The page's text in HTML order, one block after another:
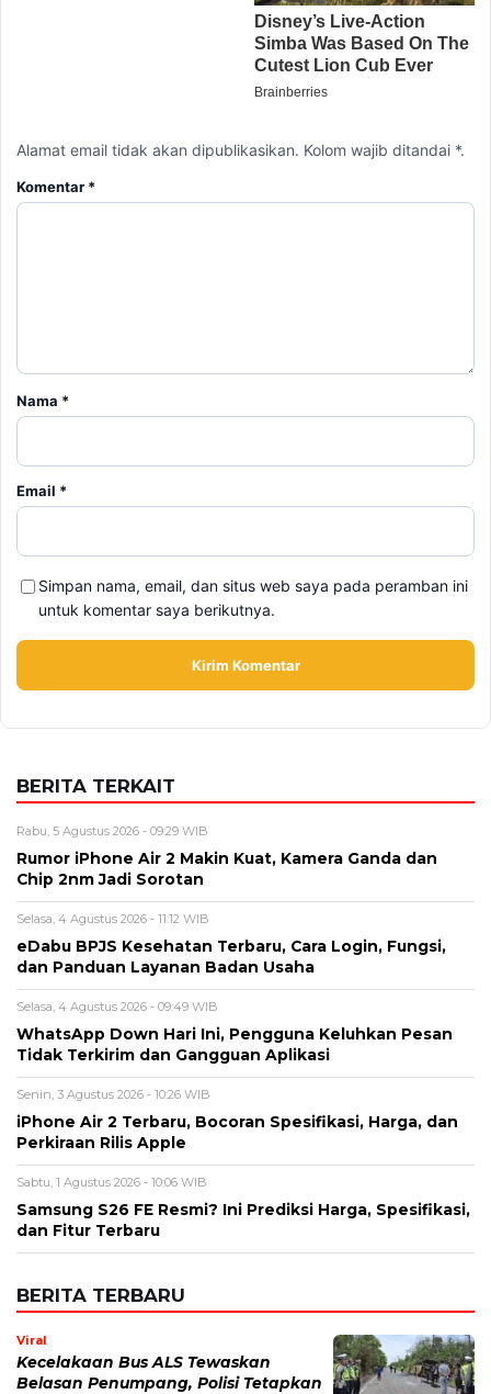
Alamat email tidak akan dipublikasikan. Kolom wajib ditandai *.
Komentar *
Nama *
Email *
Simpan nama, email, dan situs web saya pada peramban ini
untuk komentar saya berikutnya.
BERITA TERKAIT
Rabu, 5 Agustus 2026 - 09:29 WIB
Rumor iPhone Air 2 Makin Kuat, Kamera Ganda dan
Chip 2nm Jadi Sorotan
Selasa, 4 Agustus 2026 - 11:12 WIB
eDabu BPJS Kesehatan Terbaru, Cara Login, Fungsi,
dan Panduan Layanan Badan Usaha
Selasa, 4 Agustus 2026 - 09:49 WIB
WhatsApp Down Hari Ini, Pengguna Keluhkan Pesan
Tidak Terkirim dan Gangguan Aplikasi
Senin, 3 Agustus 2026 - 10:26 WIB
iPhone Air 2 Terbaru, Bocoran Spesifikasi, Harga, dan
Perkiraan Rilis Apple
Sabtu, 1 Agustus 2026 - 10:06 WIB
Samsung S26 FE Resmi? Ini Prediksi Harga, Spesifikasi,
dan Fitur Terbaru
BERITA TERBARU
Viral
Kecelakaan Bus ALS Tewaskan
Belasan Penumpang, Polisi Tetapkan